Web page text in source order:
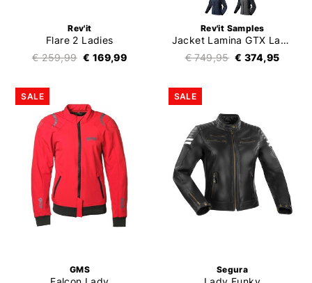
Rev'it
Flare 2 Ladies
€ 259,99 € 169,99
Rev'it Samples
Jacket Lamina GTX Ladies
€ 749,95 € 374,95
SALE
GMS
SALE
Segura